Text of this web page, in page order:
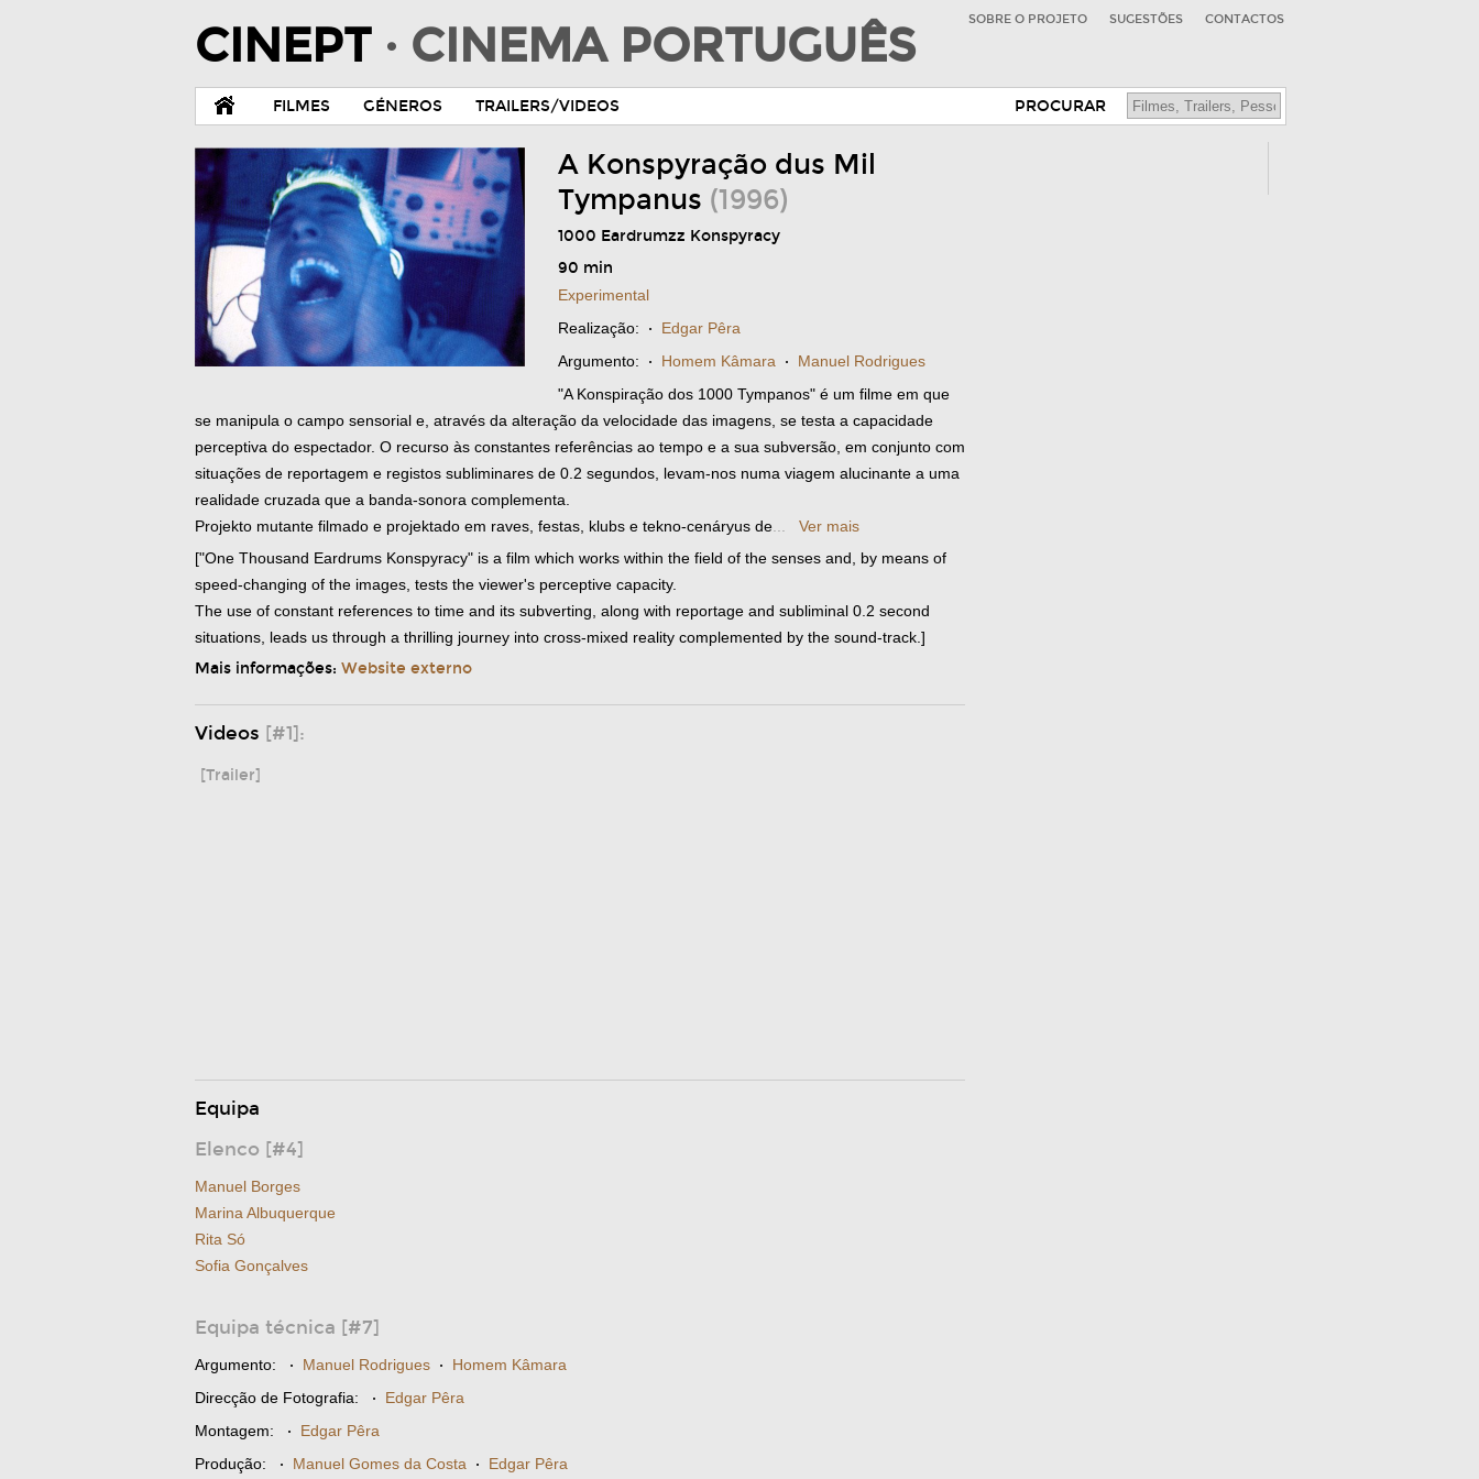
CINEPT · CINEMA PORTUGUÊS SOBRE O PROJETO SUGESTÕES CONTACTOS
FILMES GÉNEROS TRAILERS/VIDEOS PROCURAR
A Konspyração dus Mil
Tympanus (1996)
1000 Eardrumzz Konspyracy
90 min
Experimental
Realização: · Edgar Pêra
Argumento: · Homem Kâmara · Manuel Rodrigues
"A Konspiração dos 1000 Tympanos" é um filme em que
se manipula o campo sensorial e, através da alteração da velocidade das imagens, se testa a capacidade
perceptiva do espectador. O recurso às constantes referências ao tempo e a sua subversão, em conjunto com
situações de reportagem e registos subliminares de 0.2 segundos, levam-nos numa viagem alucinante a uma
realidade cruzada que a banda-sonora complementa.
Projekto mutante filmado e projektado em raves, festas, klubs e tekno-cenáryus de
Ver mais
["One Thousand Eardrums Konspyracy" is a film which works within the field of the senses and, by means of
speed-changing of the images, tests the viewer's perceptive capacity.
The use of constant references to time and its subverting, along with reportage and subliminal 0.2 second
situations, leads us through a thrilling journey into cross-mixed reality complemented by the sound-track.]
Mais informações: Website externo
Videos [#1]:
[Trailer]
Equipa
Elenco [#4]
Manuel Borges
Marina Albuquerque
Rita Só
Sofia Gonçalves
Equipa técnica [#7]
Argumento: · Manuel Rodrigues · Homem Kâmara
Direcção de Fotografia: · Edgar Pêra
Montagem: · Edgar Pêra
Produção: · Manuel Gomes da Costa · Edgar Pêra